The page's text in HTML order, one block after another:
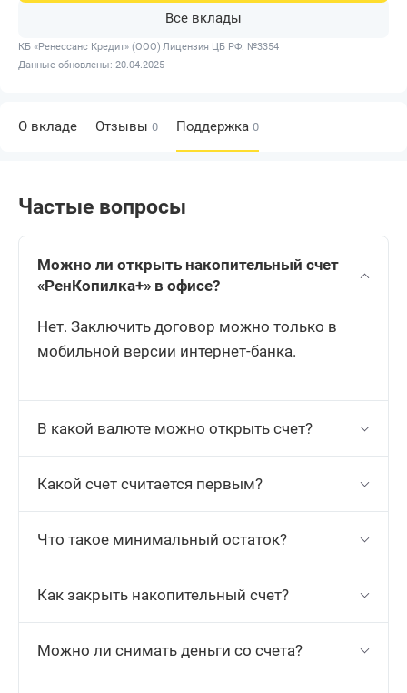
Все вклады
КБ «Ренессанс Кредит» (ООО) Лицензия ЦБ РФ: №3354
Данные обновлены: 20.04.2025
О вкладе Отзывы 0 Поддержка 0
Частые вопросы
Можно ли открыть накопительный счет
«РенКопилка+» в офисе?
Нет. Заключить договор можно только в
мобильной версии интернет-банка.
В какой валюте можно открыть счет?
Какой счет считается первым?
Что такое минимальный остаток?
Как закрыть накопительный счет?
Можно ли снимать деньги со счета?